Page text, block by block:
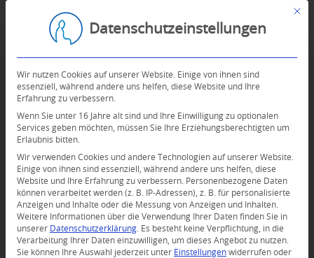
0
KOMMENTARE
Mit
Datenschutzeinstellungen
Wir nutzen Cookies auf unserer Website. Einige von ihnen sind
essenziell, während andere uns helfen, diese Website und Ihre
Erfahrung zu verbessern.
Wenn Sie unter 16 Jahre alt sind und Ihre Einwilligung zu optionalen
Services geben möchten, müssen Sie Ihre Erziehungsberechtigten um
Erlaubnis bitten.
Wir verwenden Cookies und andere Technologien auf unserer Website.
Einige von ihnen sind essenziell, während andere uns helfen, diese
Website und Ihre Erfahrung zu verbessern.
Personenbezogene Daten
können verarbeitet werden (z. B. IP-Adressen), z. B. für personalisierte
Anzeigen und Inhalte oder die Messung von Anzeigen und Inhalten.
Weitere Informationen über die Verwendung Ihrer Daten finden Sie in
unserer Datenschutzerklärung
Es besteht keine Verpflichtung, in die
Verarbeitung Ihrer Daten einzuwilligen, um dieses Angebot zu nutzen.
Sie können Ihre Auswahl jederzeit unter Einstellungen widerrufen oder